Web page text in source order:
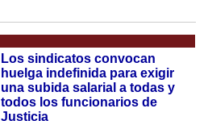
Los sindicatos convocan
huelga indefinida para exigir
una subida salarial a todas y
todos los funcionarios de
Justicia